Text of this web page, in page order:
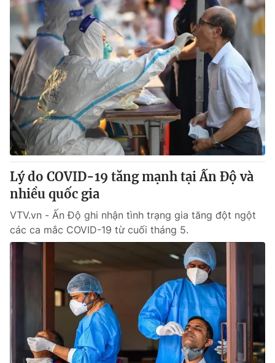
VTV Money VTV Thể thao
VTV Sức khoẻ Bất động sản
Thị trường 24h Tấm lòng Việt
VTV4 Vươn mình bằng AI
VTV9
Liên hệ tòa soạn
THỜI BÁO VTV
Theo dõi báo trên
Cơ quan chủ quản: Đài Truyền hình Việt Nam
Cơ quan báo chí:Thời báo VTV
Lý do COVID-19 tăng mạnh tại Ấn Độ và
nhiều quốc gia
VTV.vn - Ấn Độ ghi nhận tình trạng gia tăng đột ngột
các ca mắc COVID-19 từ cuối tháng 5.